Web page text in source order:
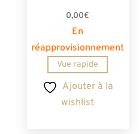
0,00€
En
réapprovisionnement
Vue rapide
Ajouter à la
wishlist